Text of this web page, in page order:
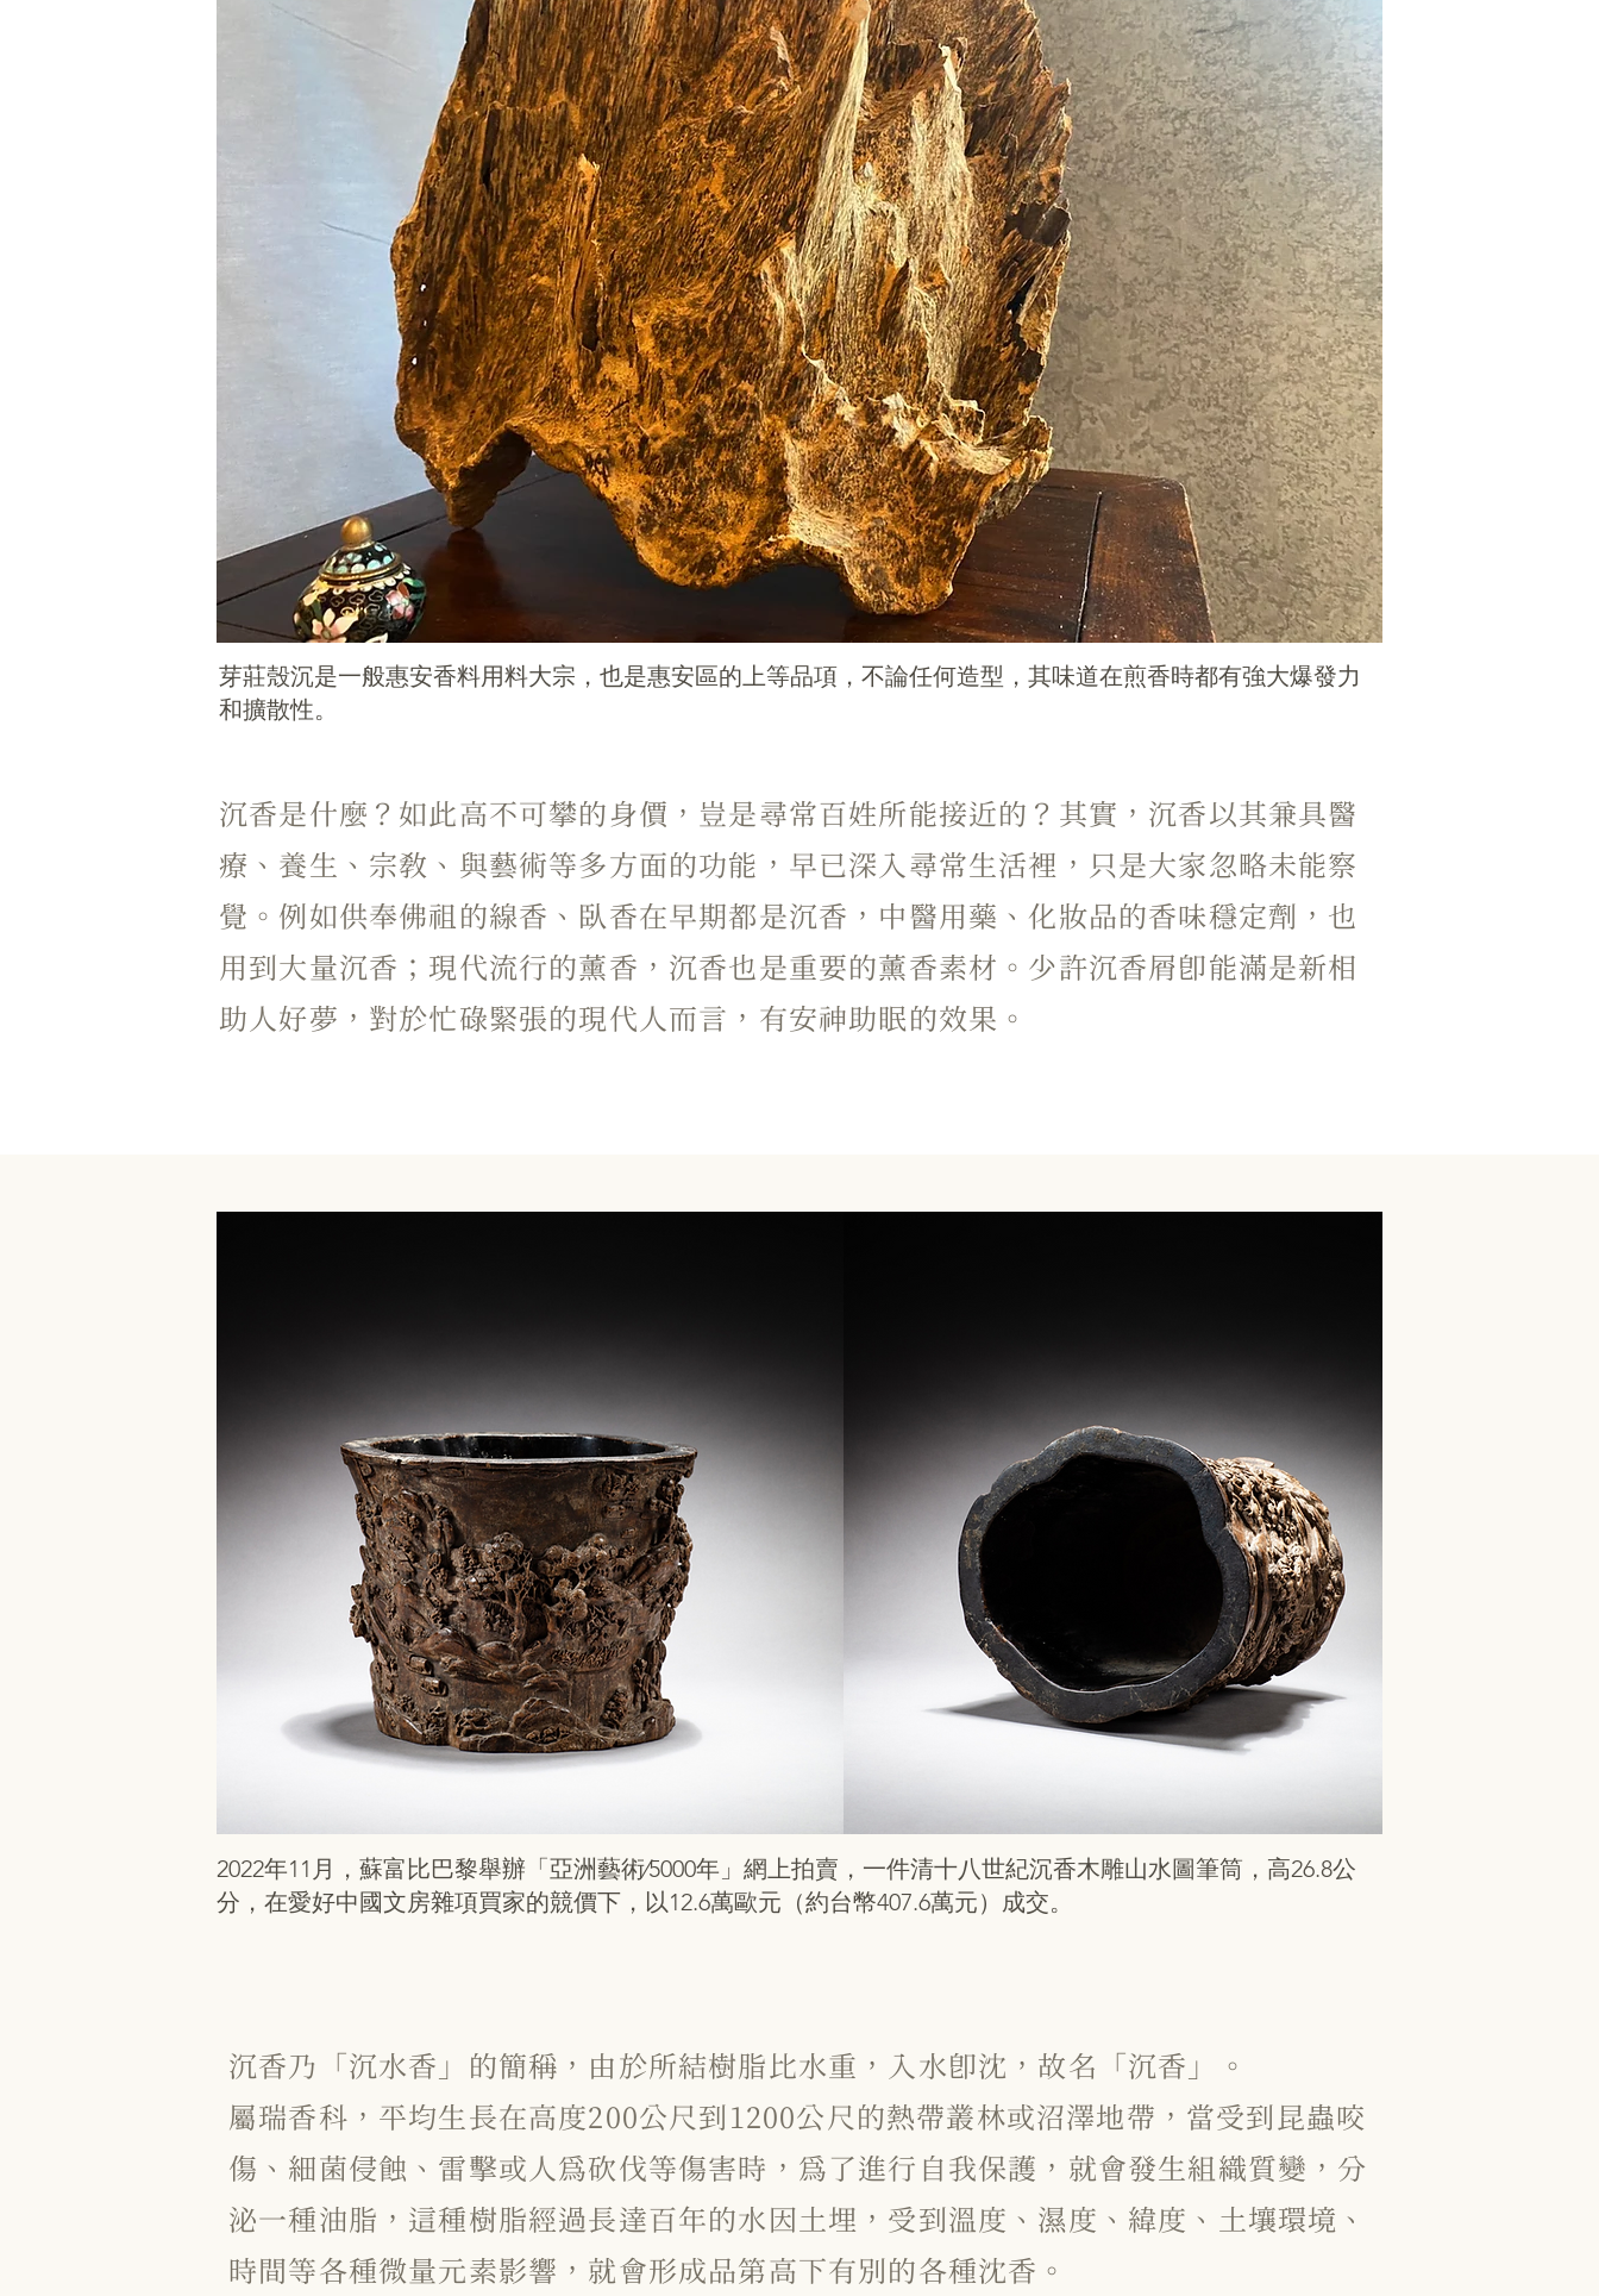
芽莊殼沉是一般惠安香料用料大宗，也是惠安區的上等品項，不論任何造型，其味道在煎香時都有強大爆發力
和擴散性。
沉香是什麼？如此高不可攀的身價，豈是尋常百姓所能接近的？其實，沉香以其兼具醫
療、養生、宗教、與藝術等多方面的功能，早已深入尋常生活裡，只是大家忽略未能察
覺。例如供奉佛祖的線香、臥香在早期都是沉香，中醫用藥、化妝品的香味穩定劑，也
用到大量沉香；現代流行的薰香，沉香也是重要的薰香素材。少許沉香屑即能滿是新相
助人好夢，對於忙碌緊張的現代人而言，有安神助眠的效果。
2022年11月，蘇富比巴黎舉辦「亞洲藝術∕5000年」網上拍賣，一件清十八世紀沉香木雕山水圖筆筒，高26.8公
分，在愛好中國文房雜項買家的競價下，以12.6萬歐元（約台幣407.6萬元）成交。
沉香乃「沉水香」的簡稱，由於所結樹脂比水重，入水即沈，故名「沉香」。
屬瑞香科，平均生長在高度200公尺到1200公尺的熱帶叢林或沼澤地帶，當受到昆蟲咬
傷、細菌侵蝕、雷擊或人為砍伐等傷害時，為了進行自我保護，就會發生組織質變，分
泌一種油脂，這種樹脂經過長達百年的水因土埋，受到溫度、濕度、緯度、土壤環境、
時間等各種微量元素影響，就會形成品第高下有別的各種沈香。